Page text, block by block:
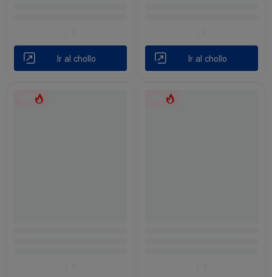
Ir al chollo Ir al chollo